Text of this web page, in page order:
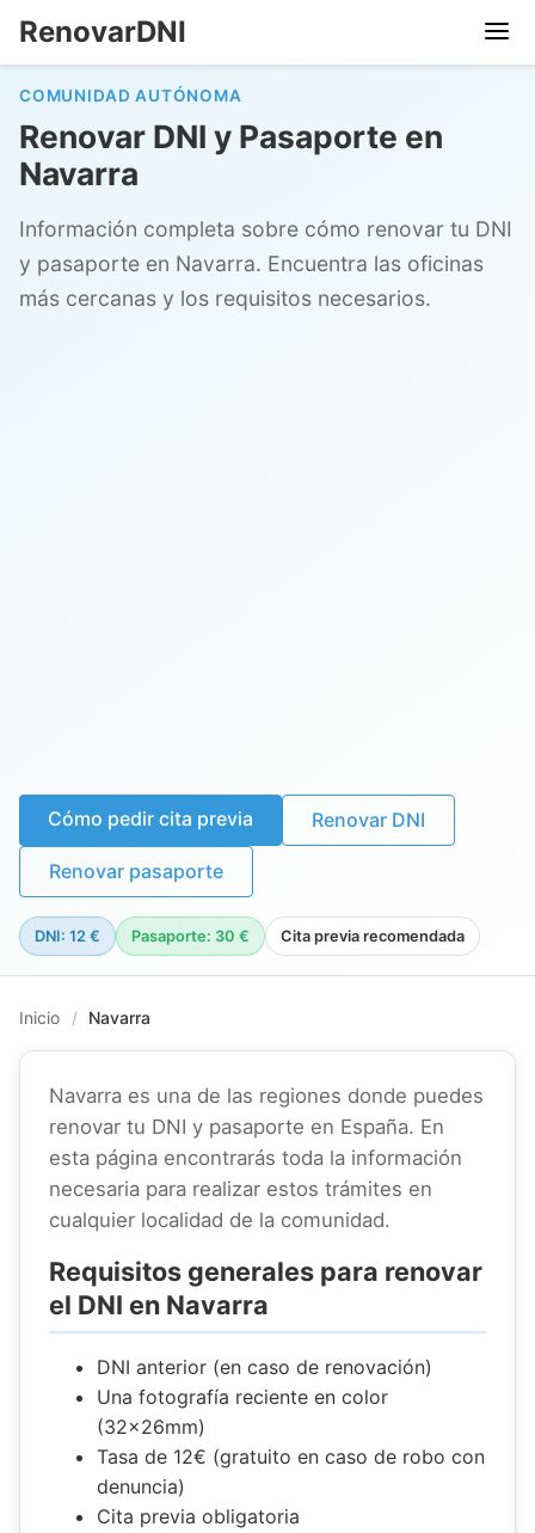
RenovarDNI
COMUNIDAD AUTÓNOMA
Renovar DNI y Pasaporte en
Navarra
Información completa sobre cómo renovar tu DNI
y pasaporte en Navarra. Encuentra las oficinas
más cercanas y los requisitos necesarios.
Cómo pedir cita previa Renovar DNI
Renovar pasaporte
DNI: 12 € Pasaporte: 30 € Cita previa recomendada
Inicio / Navarra
Navarra es una de las regiones donde puedes
renovar tu DNI y pasaporte en España. En
esta página encontrarás toda la información
necesaria para realizar estos trámites en
cualquier localidad de la comunidad.
Requisitos generales para renovar
el DNI en Navarra
DNI anterior (en caso de renovación)
Una fotografía reciente en color
(32x26mm)
Tasa de 12€ (gratuito en caso de robo con
denuncia)
Cita previa obligatoria